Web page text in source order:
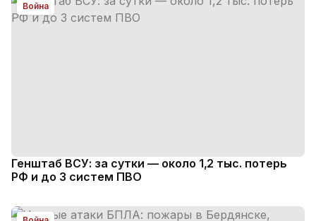
Война
Генштаб ВСУ: за сутки — около 1,2 тыс. потерь
РФ и до 3 систем ПВО